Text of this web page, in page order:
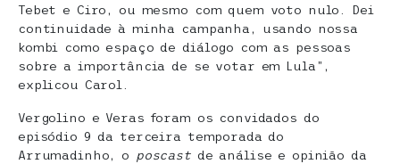
Tebet e Ciro, ou mesmo com quem voto nulo. Dei
continuidade à minha campanha, usando nossa
kombi como espaço de diálogo com as pessoas
sobre a importância de se votar em Lula”,
explicou Carol.
Vergolino e Veras foram os convidados do
episódio 9 da terceira temporada do
Arrumadinho, o
poscast de análise e opinião da